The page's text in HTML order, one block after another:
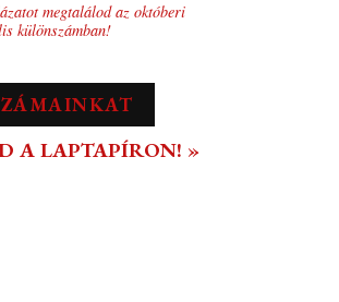
megtalálod az októberi
különszámban!
A LAPTAPÍRON! »